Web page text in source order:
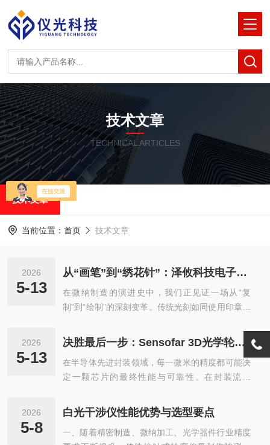
技术文章
TECHNICAL ARTICLES
技术文章
当前位置： 首页 技术文章
2026
5-13
从“画笔”到“绣花针”：泽攸科技电子束光刻，如何精准雕琢纳米世界？
在微纳制造的演进史中，我们正见证一场从“复
制”到“绘制”的深刻变革。传统光刻如同使用印章，
电子束光刻（EBL）——正像一支纳米级的“电子画
笔”，让科学家能够自由“绘制”出复杂的纳米结构。
在这条技术前沿，泽攸科技（ZEPTOOLS）的电
子束光刻机，正成为科研人员探索微观世界的有力
笔”当制造需求从微米深入到纳米尺度，光的波动
束便展现出了其独特的优势...
2026
5-13
决胜最后一步：Sensofar 3D光学轮廓仪如何为先进封装“微Bump”精准把关
在半导体先进封装领域，每一微米的精度都可能决
定一颗芯片的最终性能与可靠性。在封装流程
——微Bump（微凸点）检测。今天，我们将深入
探讨，如何借助Sensofar的高性能3D光学轮廓
仪，高效、精准地完成这项任务，为产品质量上一
2026
5-8
白光干涉仪性能优势与选型要点
一、随着精密制造、微纳加工、光学器件行业精度